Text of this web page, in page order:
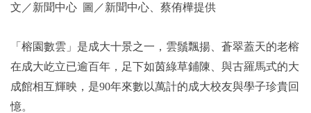
2023年
2022年
2021年
文／新聞中心 圖／新聞中心、蔡侑樺提供
「榕園數雲」是成大十景之一，雲鬚飄揚、蒼翠蓋天的老榕
在成大屹立已逾百年，足下如茵綠草鋪陳、與古羅馬式的大
成館相互輝映，是90年來數以萬計的成大校友與學子珍貴回
憶。